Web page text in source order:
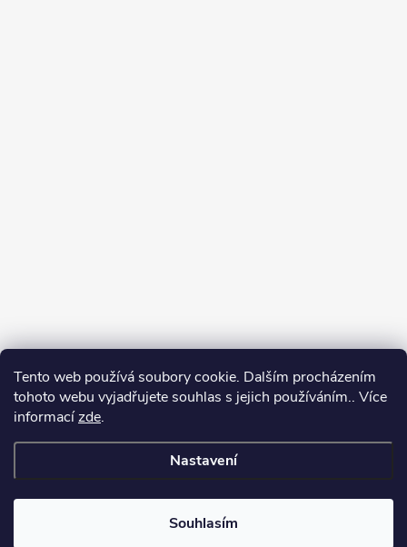
Tento web používá soubory cookie. Dalším procházením
tohoto webu vyjadřujete souhlas s jejich používáním.. Více
informacízde.
Nastavení
Souhlasím
Copyright 2026Můj e-shop. Všechna práva vyhrazena.